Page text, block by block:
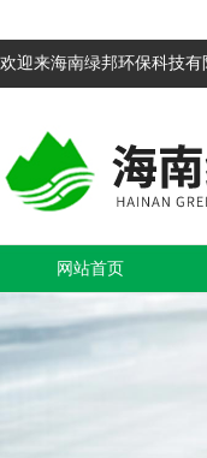
欢迎来海南绿邦环保科技有
网站首页